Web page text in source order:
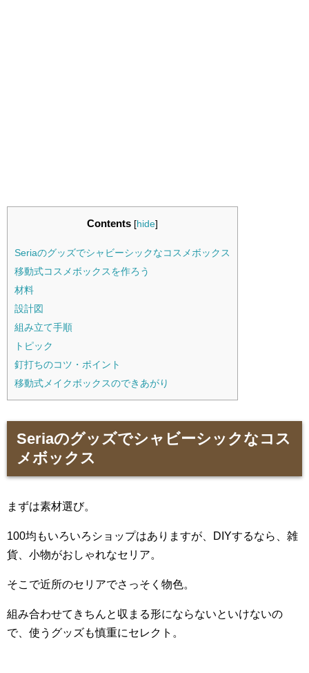
Contents [hide]
Seriaのグッズでシャビーシックなコスメボックス
移動式コスメボックスを作ろう
材料
設計図
組み立て手順
トピック
釘打ちのコツ・ポイント
移動式メイクボックスのできあがり
Seriaのグッズでシャビーシックなコス
メボックス
まずは素材選び。
100均もいろいろショップはありますが、DIYするなら、雑
貨、小物がおしゃれなセリア。
そこで近所のセリアでさっそく物色。
組み合わせてきちんと収まる形にならないといけないの
で、使うグッズも慎重にセレクト。